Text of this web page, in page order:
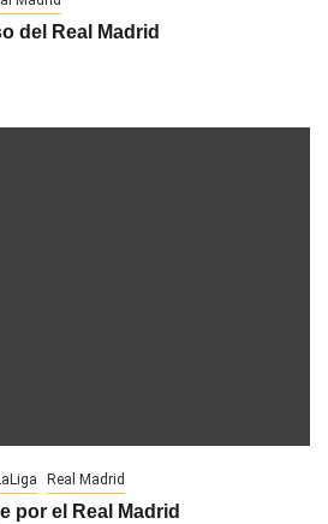
del Real Madrid
Real Madrid
por el Real Madrid